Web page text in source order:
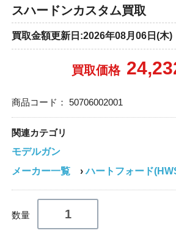
スハードンカスタム買取
買取金額更新日:2026年08月06日(木)
買取価格
商品コード： 50706002001
関連カテゴリ
モデルガン
メーカー一覧
›ハートフォード
数量